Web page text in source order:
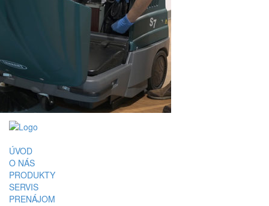
ÚVOD
O NÁS
PRODUKTY
SERVIS
PRENÁJOM